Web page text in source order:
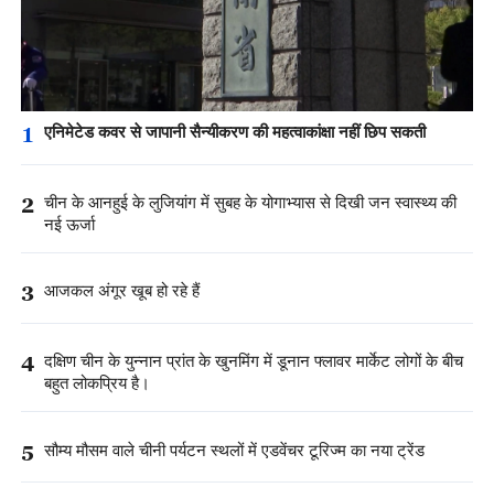
1 एनिमेटेड कवर से जापानी सैन्यीकरण की महत्वाकांक्षा नहीं छिप सकती
2 चीन के आनहुई के लुजियांग में सुबह के योगाभ्यास से दिखी जन स्वास्थ्य की
नई ऊर्जा
3 आजकल अंगूर खूब हो रहे हैं
4 दक्षिण चीन के युन्नान प्रांत के खुनमिंग में डूनान फ्लावर मार्केट लोगों के बीच
बहुत लोकप्रिय है।
5 सौम्य मौसम वाले चीनी पर्यटन स्थलों में एडवेंचर टूरिज्म का नया ट्रेंड